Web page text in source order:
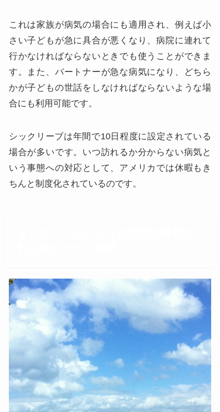
これは家族が病気の場合にも適用され、例えば小
さい子どもが急に具合が悪くなり、病院に連れて
行かなければならないときでも使うことができま
す。また、パートナーが急な病気になり、どちら
かが子どもの世話をしなければならないような場
合にも利用可能です。
シックリーブは年間で10日程度に設定されている
場合が多いです。いつ訪れるか分からない病気と
いう事態への対応として、アメリカでは休暇もき
ちんと制度化されているのです。